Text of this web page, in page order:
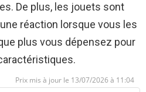
De plus, les jouets sont
réaction lorsque vous les
plus vous dépensez pour
13/07/2026 à 11:04